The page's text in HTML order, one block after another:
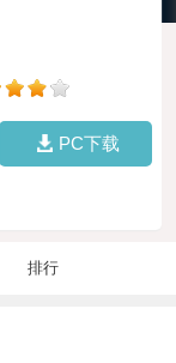
PC下载
排行